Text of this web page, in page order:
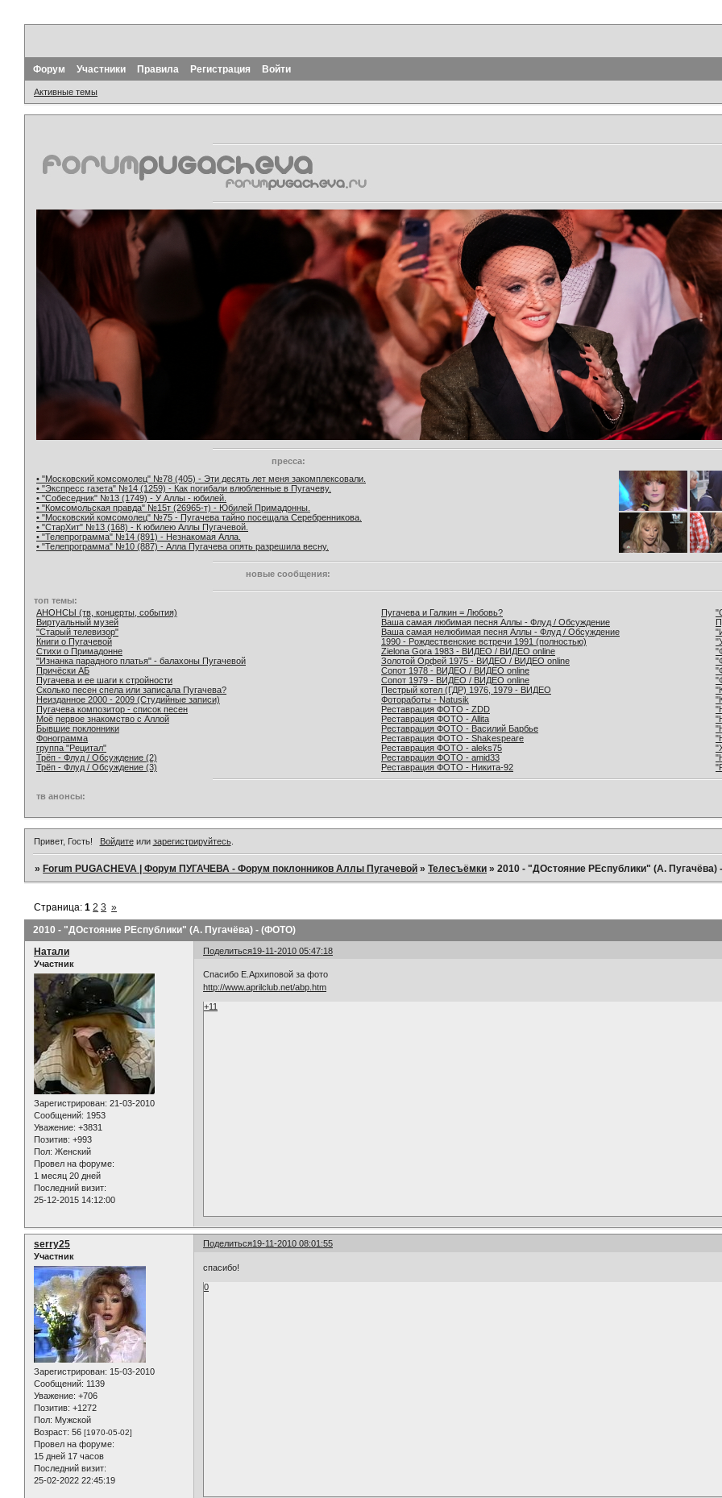
Форум Участники Правила Регистрация Войти
Активные темы
пресса:
• "Московский комсомолец" №78 (405) - Эти десять лет меня закомплексовали.
• "Экспресс газета" №14 (1259) - Как погибали влюбленные в Пугачеву.
• "Собеседник" №13 (1749) - У Аллы - юбилей.
• "Комсомольская правда" №15т (26965-т) - Юбилей Примадонны.
• "Московский комсомолец" №75 - Пугачева тайно посещала Серебренникова.
• "СтарХит" №13 (168) - К юбилею Аллы Пугачевой.
• "Телепрограмма" №14 (891) - Незнакомая Алла.
• "Телепрограмма" №10 (887) - Алла Пугачева опять разрешила весну.
новые сообщения:
топ темы:
АНОНСЫ (тв, концерты, события)
Виртуальный музей
"Старый телевизор"
Книги о Пугачевой
Стихи о Примадонне
"Изнанка парадного платья" - балахоны Пугачевой
Причёски АБ
Пугачева и ее шаги к стройности
Сколько песен спела или записала Пугачева?
Неизданное 2000 - 2009 (Студийные записи)
Пугачева композитор - список песен
Моё первое знакомство с Аллой
Бывшие поклонники
Фонограмма
группа "Рецитал"
Трёп - Флуд / Обсуждение (2)
Трёп - Флуд / Обсуждение (3)
Пугачева и Галкин = Любовь?
Ваша самая любимая песня Аллы - Флуд / Обсуждение
Ваша самая нелюбимая песня Аллы - Флуд / Обсуждение
1990 - Рождественские встречи 1991 (полностью)
Zielona Gora 1983 - ВИДЕО / ВИДЕО online
Золотой Орфей 1975 - ВИДЕО / ВИДЕО online
Сопот 1978 - ВИДЕО / ВИДЕО online
Сопот 1979 - ВИДЕО / ВИДЕО online
Пестрый котел (ГДР) 1976, 1979 - ВИДЕО
Фотоработы - Natusik
Реставрация ФОТО - ZDD
Реставрация ФОТО - Allita
Реставрация ФОТО - Василий Барбье
Реставрация ФОТО - Shakespeare
Реставрация ФОТО - aleks75
Реставрация ФОТО - amid33
Реставрация ФОТО - Никита-92
тв анонсы:
Привет, Гость! Войдитеили зарегистрируйтесь.
»Forum PUGACHEVA | Форум ПУГАЧЕВА - Форум поклонников Аллы Пугачевой »Телесъёмки »2010 - "ДОстояние РЕспублики" (А.
2010 - "ДОстояние РЕспублики" (А. Пугачёва) - (ФОТО)
Страница:1 2 3 »
Поделиться19-11-2010 05:47:18
Натали
Участник
Зарегистрирован: 21-03-2010
Сообщений: 1953
Уважение: +3831
Позитив: +993
Пол: Женский
Провел на форуме:
1 месяц 20 дней
Последний визит:
25-12-2015 14:12:00
Спасибо Е.Архиповой за фото
http://www.aprilclub.net/abp.htm
+11
Поделиться19-11-2010 08:01:55
serry25
Участник
Зарегистрирован: 15-03-2010
Сообщений: 1139
Уважение: +706
Позитив: +1272
Пол: Мужской
Возраст: 56 [1970-05-02]
Провел на форуме:
15 дней 17 часов
Последний визит:
25-02-2022 22:45:19
спасибо!
0